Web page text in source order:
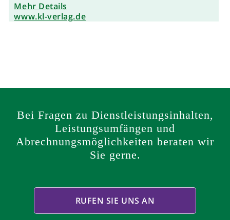
Mehr Details
www.kl-verlag.de
Bei Fragen zu Dienstleistungsinhalten,
Leistungsumfängen und
Abrechnungsmöglichkeiten beraten wir
Sie gerne.
RUFEN SIE UNS AN